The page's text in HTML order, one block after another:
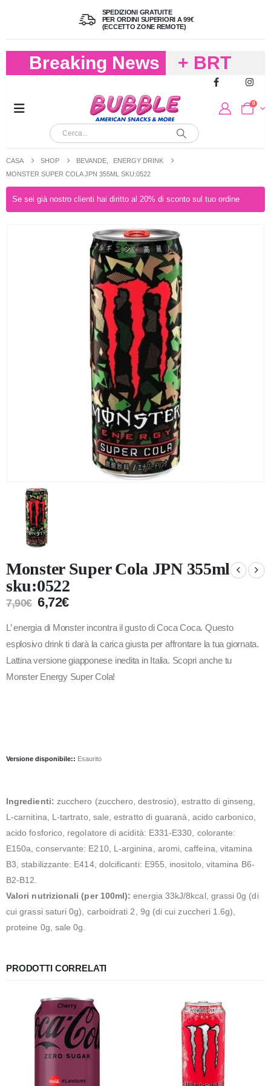
SPEDIZIONI GRATUITE
PER ORDINI SUPERIORI A 99€
(ECCETTO ZONE REMOTE)
Breaking News
+ BRT
FREDDO
PER
A 19,90
(FINO A 4,9
KG) –
CONSEGNA
IN 24/48
ORE AD
ECCEZIONE
DI ALCUNE
AREE
REMOTE
0
CASA SHOP BEVANDE
ENERGY DRINK
MONSTER SUPER COLA JPN 355ML SKU:0522
Se sei già nostro clienti hai diritto al 20% di sconto sul tuo ordine
Monster Super Cola JPN 355ml
sku:0522
7,90€ 6,72€
L’ energia di Monster incontra il gusto di Coca Coca. Questo
esplosivo drink ti darà la carica giusta per affrontare la tua giornata.
Lattina versione giapponese inedita in Italia. Scopri anche tu
Monster Energy Super Cola!
Versione disponibile:: Esaurito
Ingredienti: zucchero (zucchero, destrosio), estratto di ginseng,
L-carnitina, L-tartrato, sale, estratto di guaranà, acido carbonico,
acido fosforico, regolatore di acidità: E331-E330, colorante:
E150a, conservante: E210, L-arginina, aromi, caffeina, vitamina
B3, stabilizzante: E414, dolcificanti: E955, inositolo, vitamina B6-
B2-B12.
Valori nutrizionali (per 100ml): energia 33kJ/8kcal, grassi 0g (di
cui grassi saturi 0g), carboidrati 2, 9g (di cui zuccheri 1.6g),
proteine 0g, sale 0g.
PRODOTTI CORRELATI